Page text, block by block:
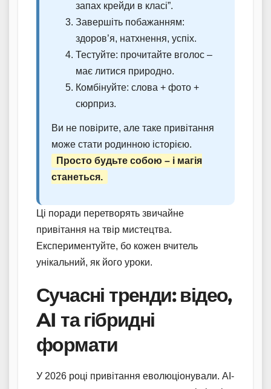
запах крейди в класі”.
Завершіть побажанням:
здоров’я, натхнення, успіх.
Тестуйте: прочитайте вголос –
має литися природно.
Комбінуйте: слова + фото +
сюрприз.
Ви не повірите, але таке привітання
може стати родинною історією.
Просто будьте собою – і магія
станеться.
Ці поради перетворять звичайне
привітання на твір мистецтва.
Експериментуйте, бо кожен вчитель
унікальний, як його уроки.
Сучасні тренди: відео,
AI та гібридні
формати
У 2026 році привітання еволюціонували. AI-